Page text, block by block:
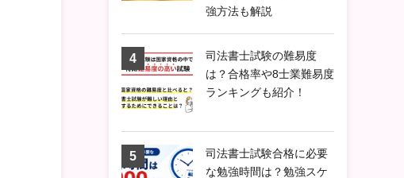
強方法も解説
司法書士試験の難易度
は？合格率や8士業難易度
ランキングも紹介！
司法書士試験合格に必要
な勉強時間は？勉強スケ